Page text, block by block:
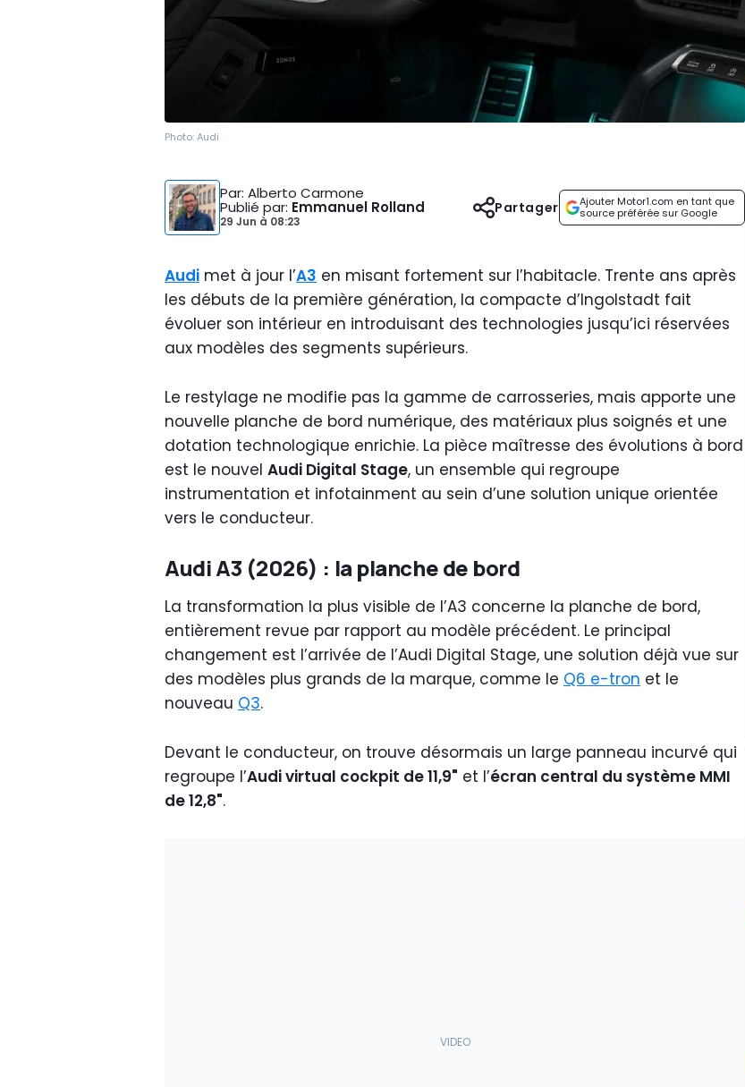
Photo:Audi
Par: Alberto Carmone
Publié par: Emmanuel Rolland
29 Jun à 08:23
Ajouter Motor1.com en tant que
source préférée sur Google
Partager
Audi met à jour l’A3 en misant fortement sur l’habitacle. Trente ans après
les débuts de la première génération, la compacte d’Ingolstadt fait
évoluer son intérieur en introduisant des technologies jusqu’ici réservées
aux modèles des segments supérieurs.
Le restylage ne modifie pas la gamme de carrosseries, mais apporte une
nouvelle planche de bord numérique, des matériaux plus soignés et une
dotation technologique enrichie. La pièce maîtresse des évolutions à bord
est le nouvel Audi Digital Stage, un ensemble qui regroupe
instrumentation et infotainment au sein d’une solution unique orientée
vers le conducteur.
Audi A3 (2026) : la planche de bord
La transformation la plus visible de l’A3 concerne la planche de bord,
entièrement revue par rapport au modèle précédent. Le principal
changement est l’arrivée de l’Audi Digital Stage, une solution déjà vue sur
des modèles plus grands de la marque, comme le Q6 e-tron et le
nouveau Q3.
Devant le conducteur, on trouve désormais un large panneau incurvé qui
regroupe l’Audi virtual cockpit de 11,9" et l’écran central du système MMI
de 12,8".